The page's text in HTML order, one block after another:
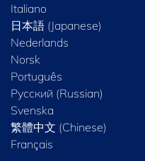
Italiano
日本語 (Japanese)
Nederlands
Norsk
Português
Русский (Russian)
Svenska
繁體中文 (Chinese)
Français